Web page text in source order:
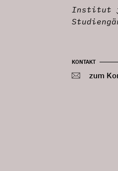
Institut
KONTAKT
zum